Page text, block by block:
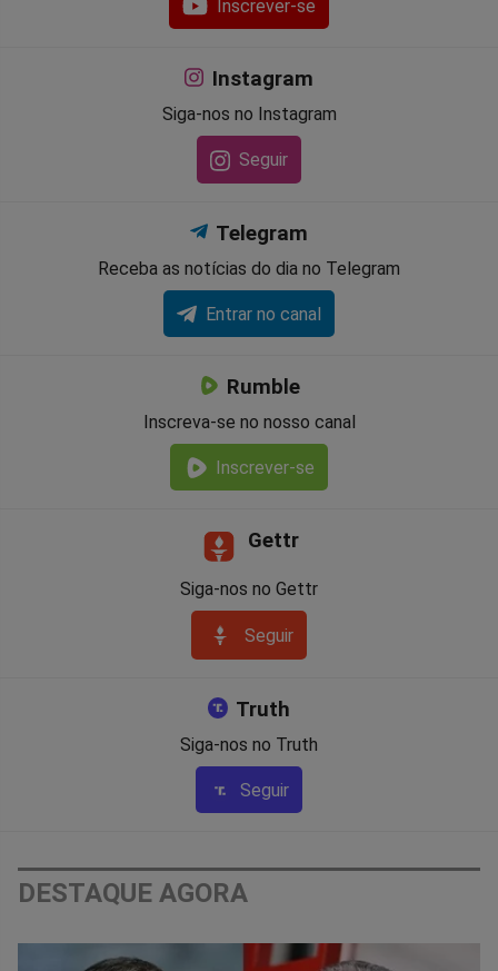
Inscrever-se
Instagram
Siga-nos no Instagram
Seguir
Telegram
Receba as notícias do dia no Telegram
Entrar no canal
Rumble
Inscreva-se no nosso canal
Inscrever-se
Gettr
Siga-nos no Gettr
Seguir
Truth
Siga-nos no Truth
Seguir
DESTAQUE AGORA